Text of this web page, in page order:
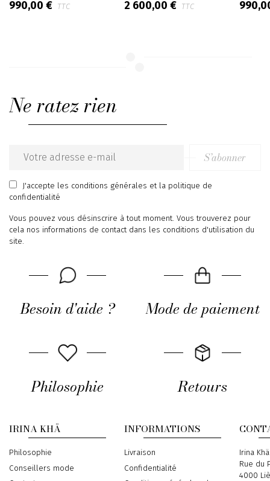
990,00 € TTC 2 600,00 € TTC
Ne ratez rien
Email
address
S’abonner
J'accepte les conditions générales et la politique de
confidentialité
Vous pouvez vous désinscrire à tout moment. Vous trouverez pour
cela nos informations de contact dans les conditions d'utilisation du
site.
Besoin d'aide ? Mode de paiement
Philosophie Retours
IRINA KHÄ
Philosophie
Conseillers mode
INFORMATIONS
Livraison
Confidentialité
Address
Irina Khä
Rue du
4000